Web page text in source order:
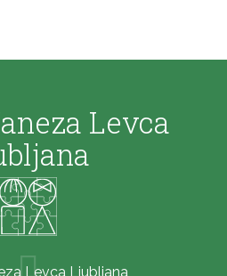
Levca
Levca Ljubljana